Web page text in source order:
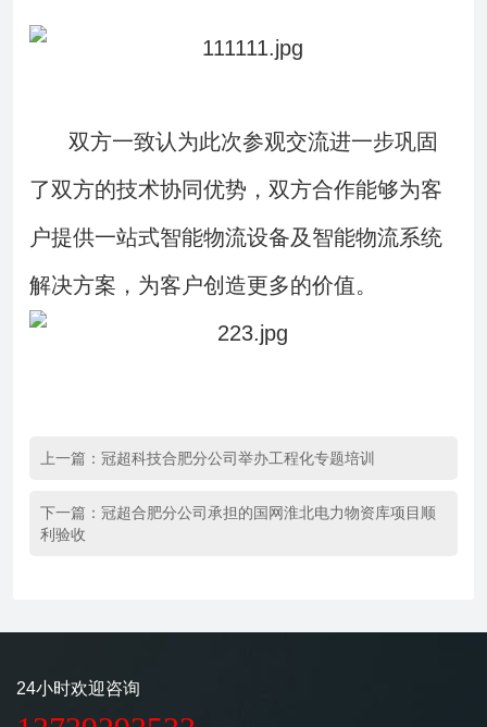
双方一致认为此次参观交流进一步巩固
了双方的技术协同优势，双方合作能够为客
户提供一站式智能物流设备及智能物流系统
解决方案，为客户创造更多的价值。
上一篇： 冠超科技合肥分公司举办工程化专题培训
下一篇： 冠超合肥分公司承担的国网淮北电力物资库项目顺
利验收
24小时欢迎咨询